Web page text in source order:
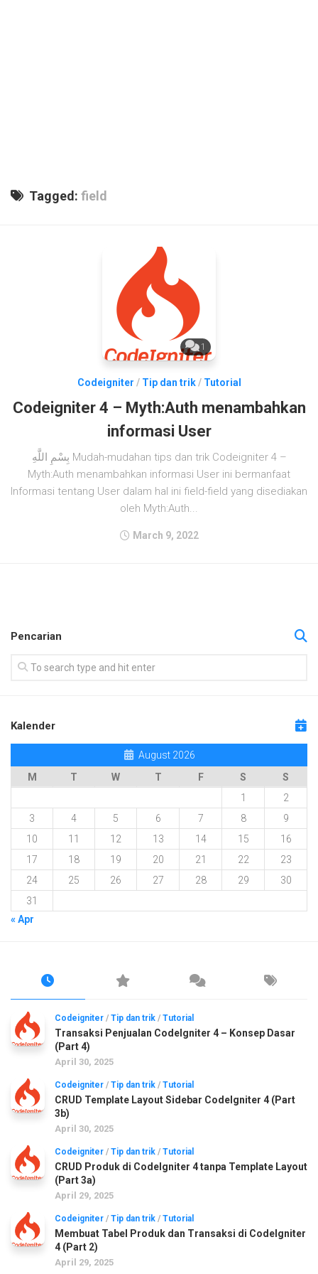
Tagged: field
1
Codeigniter / Tip dan trik/ Tutorial
Codeigniter 4 – Myth:Auth menambahkan
informasi User
بِسْمِ اللَّهِ Mudah-mudahan tips dan trik Codeigniter 4 –
Myth:Auth menambahkan informasi User ini bermanfaat
Informasi tentang User dalam hal ini field-field yang disediakan
oleh Myth:Auth...
March 9, 2022
Pencarian
Kalender
August 2026
M
T W T F S
S
1
2
3
4 5 6 7 8
9
10
11 12 13 14 15
16
17
18 19 20 21 22
23
24
25 26 27 28 29
30
31
« Apr
Codeigniter / Tip dan trik / Tutorial
Transaksi Penjualan CodeIgniter 4 – Konsep Dasar
(Part 4)
April 30, 2025
Codeigniter / Tip dan trik / Tutorial
CRUD Template Layout Sidebar CodeIgniter 4 (Part
3b)
April 30, 2025
Codeigniter / Tip dan trik / Tutorial
CRUD Produk di CodeIgniter 4 tanpa Template Layout
(Part 3a)
April 29, 2025
Codeigniter / Tip dan trik / Tutorial
Membuat Tabel Produk dan Transaksi di CodeIgniter
4 (Part 2)
April 29, 2025